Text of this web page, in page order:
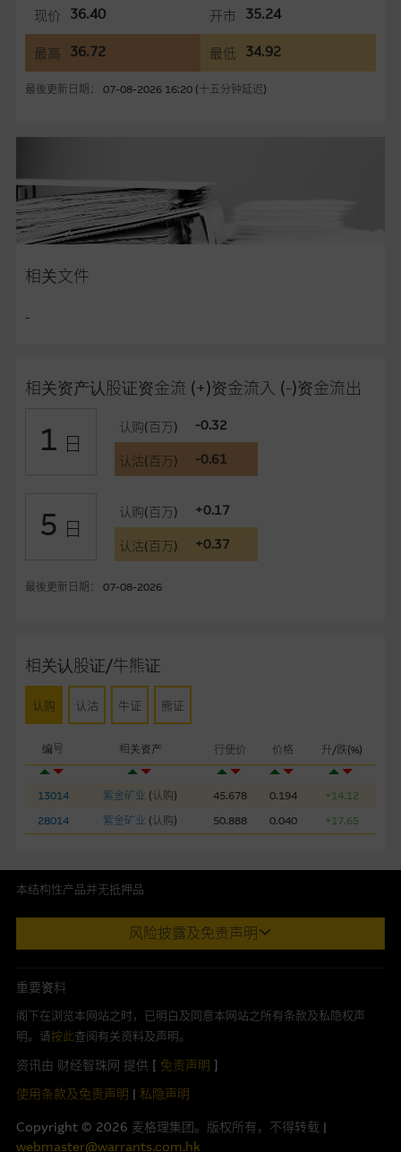
现价 36.40 开市 35.24
最高 36.72 最低 34.92
最後更新日期： 07-08-2026 16:20 (十五分钟延迟)
相关文件
-
相关资产认股证资金流 (+)资金流入 (-)资金流出
1 日
认购(百万) -0.32
认沽(百万) -0.61
5 日
认购(百万) +0.17
认沽(百万) +0.37
最後更新日期： 07-08-2026
相关认股证/牛熊证
认购 认沽 牛证 熊证
编号 相关资产 行使价 价格 升/跌(%)
13014 紫金矿业 (认购) 45.678 0.194
+14.12
28014
紫金矿业 (认购) 50.888 0.040 +17.65
数而预备的，不构成我们提出的意见。所用假设及参数并非唯一
为准确丶完整或合理。我们不作陈述，亦不保证任何所示的指示
表现或回报将来会实现。过去业绩并不保证将来表现。网站内容
来自我们在所示日期时认为可靠之来源，且均以真诚提供，然
网站内容不构成要约及徵求要约，或作为任何合约的根据，以购
买或销售任何证券丶贷款或其他工具。网站内容由麦格理集团所
品的过去业绩并不保证或预测将来表现。
整丶合时及准确，对任何因任何形式(包括疏忽)由於网站内容的
错误丶失实丶遗漏丶或任何人士对网站内容的依赖而导致的损失
或损毁，亦一概不会承担责任或债务。
本使用条款的所有方面均受香港法例管限。
与结构性产品有关的风险
结构性产品并无抵押品，如发行人无力偿债或违约，投资者可能
无法收回部份或全部应收款项。结构性产品价格可升可跌。过往
股份有限公司可能是唯一报价方。阁下应阅读载于
备有强制赎回机制可能被提早终止，届时(i) N类牛熊证投资者会
损失全部投资；而(ii)R类牛熊证之剩馀价值则可能为零。
网站连结
本网站或载有连接非由麦格理集团管理的网站的连结。此等连结
纯为方便阁下取得更多关於市场上相关产品及机构的资讯。麦格
理集团对此等网站的内容及所介绍的产品或服务，均无任何操控
适，不作任何声明。麦格理集团建议阁下自行向本网站述及或连
三者推介本网站。
览者复制此等网站的任何内容，因该等内容可能属他人的知识产
权。
经由本网站接触到的软件应用
部分可经本网站连结下载的软件程式属於第三者的产品。阁下使
用此等属於第三者的软件，须自负全责。此等软件的使用，可能
受软件持有人订出的使用条款约束。
或下载任何软件(不论是否属於第三者)而引起的责任。麦格理集
团并且对此等软件不作任何声明，也不提供任何保证，特别是在
本结构性产品并无抵押品
此内容来自我们在所示日期时认为可靠之来源，且均以真诚提供。然
而，Macquarie Capital Limited (CE No. AAC 534)(「 MCL 」)不作陈
亦不为资料的准确程度丶完整性及合时性负上责任。
本网址由香港证券及期货事务监察委员会注册交易商MCL提供。MCL为
本文所提及上市股份有关的Macquarie Bank Limited (ABN 46 008
及/或流通量提供者。本网站内容仅为香港居民设计，并只供香港市民使
用，不适用於美国人或其他国家之居民。本网址提供之任何资料包括任
或推荐你参与或完成任何交易，或提供任何投资建议或服务。结构性产
风险披露及免责声明
重要资料
阁下在浏览本网站之时，已明白及同意本网站之所有条款及私隐权声
明。请按此查阅有关资料及声明。
资讯由 财经智珠网 提供 [ 免责声明 ]
使用条款及免责声明 | 私隐声明
Copyright © 2026 麦格理集团。版权所有，不得转载 |
webmaster@warrants.com.hk